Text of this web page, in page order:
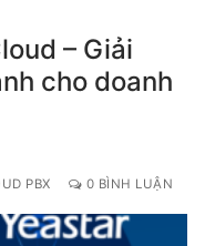
– Giải
cho doanh
PBX
0 BÌNH LUẬN